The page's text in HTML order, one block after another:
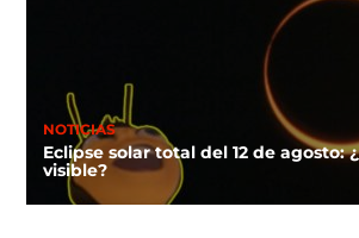
NOTICIAS
Eclipse solar total del 12 de agosto:
visible?